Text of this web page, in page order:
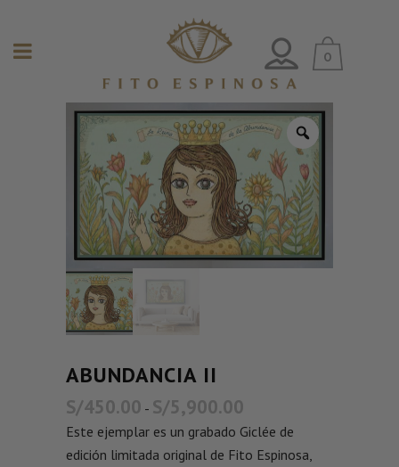
0
ABUNDANCIA II
S/450.00 - S/5,900.00
Este ejemplar es un grabado Giclée de
edición limitada original de Fito Espinosa,